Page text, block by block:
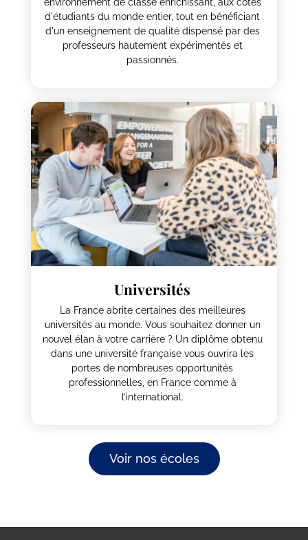
environnement de classe enrichissant, aux côtés
d'étudiants du monde entier, tout en bénéficiant
d'un enseignement de qualité dispensé par des
professeurs hautement expérimentés et
passionnés.
Universités
La France abrite certaines des meilleures
universités au monde. Vous souhaitez donner un
nouvel élan à votre carrière ? Un diplôme obtenu
dans une université française vous ouvrira les
portes de nombreuses opportunités
professionnelles, en France comme à
l’international.
Voir nos écoles